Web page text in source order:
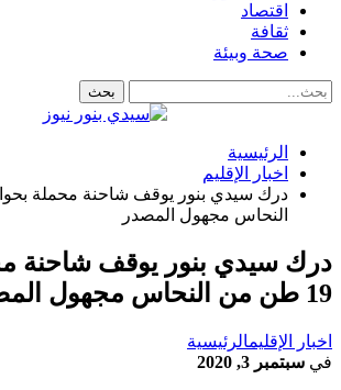
اقتصاد
ثقافة
صحة وبيئة
الرئيسية
اخبار الإقليم
النحاس مجهول المصدر
درك سيدي بنور يوقف شاحنة
19 طن من النحاس مجهول المصدر
اخبار الإقليمالرئيسية
في سبتمبر 3, 2020